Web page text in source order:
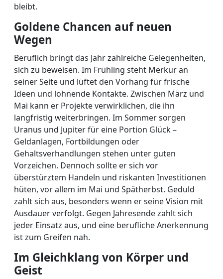
bleibt.
Goldene Chancen auf neuen
Wegen
Beruflich bringt das Jahr zahlreiche Gelegenheiten,
sich zu beweisen. Im Frühling steht Merkur an
seiner Seite und lüftet den Vorhang für frische
Ideen und lohnende Kontakte. Zwischen März und
Mai kann er Projekte verwirklichen, die ihn
langfristig weiterbringen. Im Sommer sorgen
Uranus und Jupiter für eine Portion Glück –
Geldanlagen, Fortbildungen oder
Gehaltsverhandlungen stehen unter guten
Vorzeichen. Dennoch sollte er sich vor
überstürztem Handeln und riskanten Investitionen
hüten, vor allem im Mai und Spätherbst. Geduld
zahlt sich aus, besonders wenn er seine Vision mit
Ausdauer verfolgt. Gegen Jahresende zahlt sich
jeder Einsatz aus, und eine berufliche Anerkennung
ist zum Greifen nah.
Im Gleichklang von Körper und
Geist